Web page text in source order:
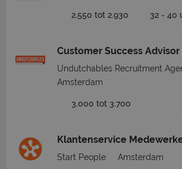
2.550 tot 2.930 32 - 40
Customer Success Advisor
Undutchables Recruitment
Amsterdam
3.000 tot 3.700
Klantenservice
Start People Amsterdam